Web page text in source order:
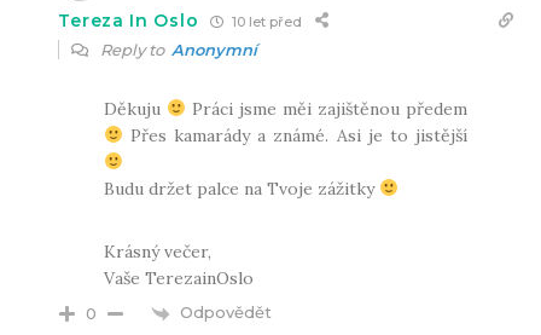
Tereza In Oslo 10 let před
Reply to Anonymní
Děkuju
Práci jsme měi zajištěnou předem
Přes kamarády a známé. Asi je to jistější
Budu držet palce na Tvoje zážitky
Krásný večer,
Vaše TerezainOslo
0 Odpovědět